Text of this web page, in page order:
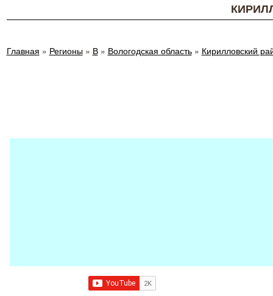
Главная » Регионы» В» Вологодская область» Кирилловский